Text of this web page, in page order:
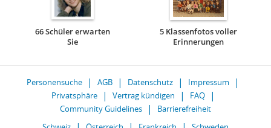
66 Schüler erwarten
Sie
5 Klassenfotos voller
Erinnerungen
Personensuche AGB Datenschutz
Impressum
Privatsphäre
Vertrag kündigen
FAQ
Community Guidelines
Barrierefreiheit